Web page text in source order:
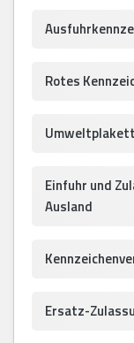
Rotes
Einfuhr und
Ausland
Ersatz-